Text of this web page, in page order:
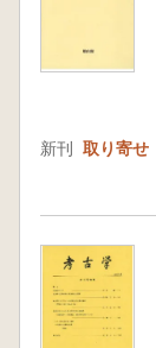
新刊 取り寄せ